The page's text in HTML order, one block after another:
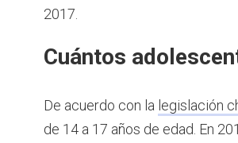
2017.
Cuántos
De acuerdo con la legislación
de 14 a 17 años de edad. En